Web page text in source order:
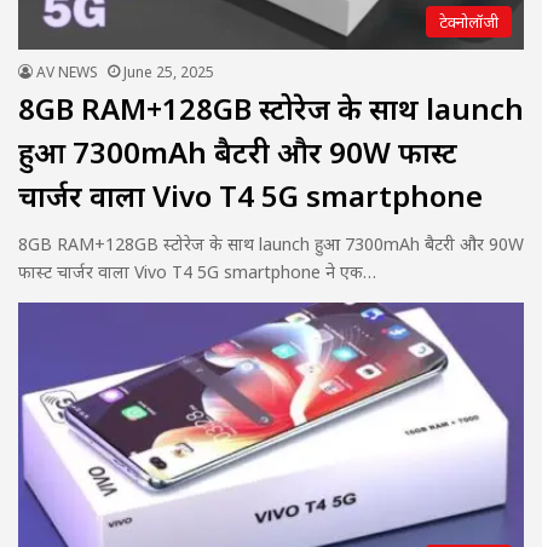
टेक्नोलॉजी
AV NEWS June 25, 2025
8GB RAM+128GB स्टोरेज के साथ launch
हुआ 7300mAh बैटरी और 90W फास्ट
चार्जर वाला Vivo T4 5G smartphone
8GB RAM+128GB स्टोरेज के साथ launch हुआ 7300mAh बैटरी और 90W
फास्ट चार्जर वाला Vivo T4 5G smartphone ने एक…